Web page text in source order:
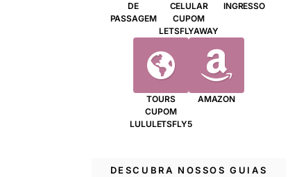
DE
PASSAGEM
CELULAR
CUPOM
LETSFLYAWAY
INGRESSO
TOURS
CUPOM
LULULETSFLY5
AMAZON
DESCUBRA NOSSOS GUIAS